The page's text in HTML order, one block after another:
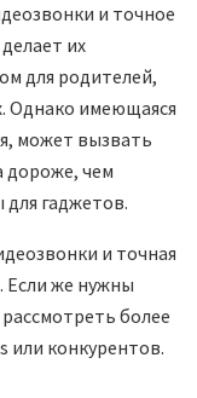
и точное
их
для родителей,
Однако имеющаяся
может вызвать
дороже, чем
гаджетов.
и точная
Если же нужны
более
или конкурентов.